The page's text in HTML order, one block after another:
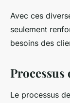
Avec ces
seulement
besoins des
Processus
Le processus